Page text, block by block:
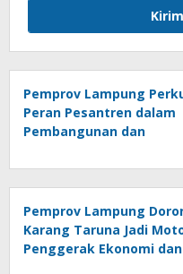
Pemprov Lampung
Peran Pesantren dalam
Pembangunan dan
Pemprov Lampung
Karang Taruna Jadi
Penggerak Ekonomi dan